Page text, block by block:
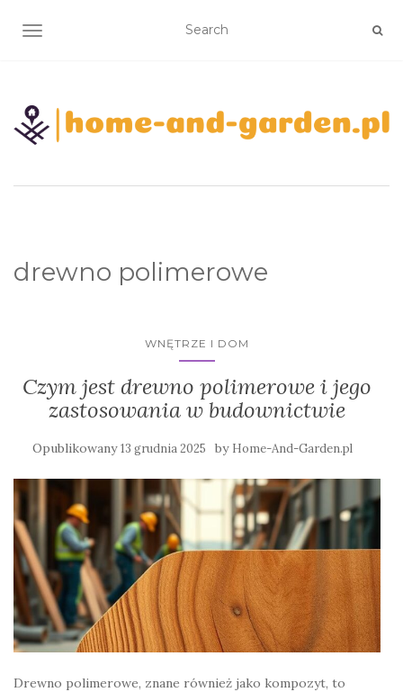
TOGGLE NAVIGATION
drewno polimerowe
WNĘTRZE I DOM
Czym jest drewno polimerowe i jego
zastosowania w budownictwie
Opublikowany13 grudnia 2025 by Home-And-Garden.pl
Drewno polimerowe, znane również jako kompozyt, to